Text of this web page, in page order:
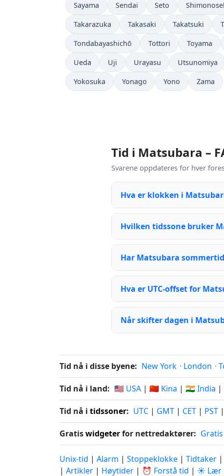
Sayama Sendai Seto
Takarazuka Takasaki Takatsuki
Tondabayashichō Tottori Toyama
Ueda Uji Urayasu Utsunomiya
Yokosuka Yonago Yono Zama
Tid i Matsubara –
Svarene oppdateres for hver
Hva er klokken i
Hvilken tidssone bruker
Har Matsubara
Hva er UTC-offset for
Når skifter dagen i
Tid nå i disse byene: New York · London ·
Tid nå i land: 🇺🇸 USA | 🇨🇳 Kina | 🇮🇳 India |
Tid nå i tidssoner: UTC | GMT | CET | PST |
Gratiswidgeterfor nettredaktører:
Unix-tid | Alarm | Stoppeklokke | Tidtaker |
| Artikler | Høytider | ⏰ Forstå tid | ☀️ Lær